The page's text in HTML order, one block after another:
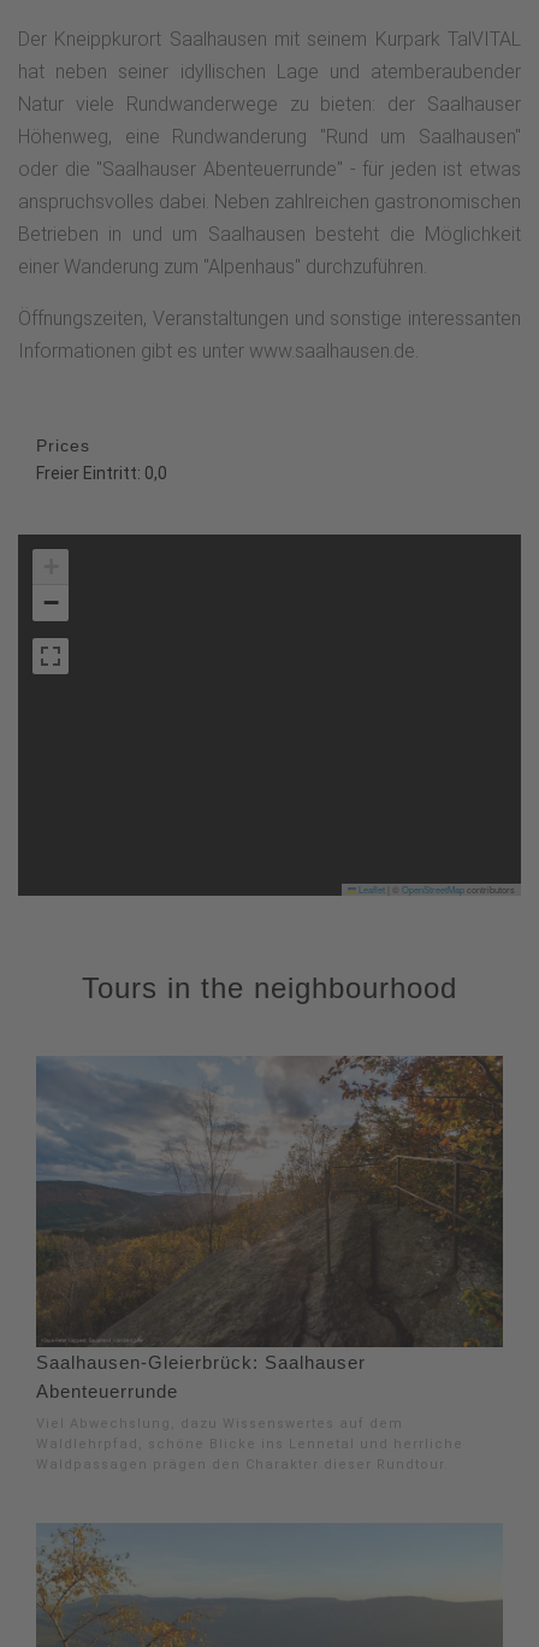
Der Kneippkurort Saalhausen mit seinem Kurpark TalVITAL
hat neben seiner idyllischen Lage und atemberaubender
Natur viele Rundwanderwege zu bieten: der Saalhauser
Höhenweg, eine Rundwanderung "Rund um Saalhausen"
oder die "Saalhauser Abenteuerrunde" - für jeden ist etwas
anspruchsvolles dabei. Neben zahlreichen gastronomischen
Betrieben in und um Saalhausen besteht die Möglichkeit
einer Wanderung zum "Alpenhaus" durchzuführen.
Öffnungszeiten, Veranstaltungen und sonstige interessanten
Informationen gibt es unter www.saalhausen.de.
Prices
Freier Eintritt: 0,0
−
Leaflet OpenStreetMapcontributors
Tours in the neighbourhood
Saalhausen-Gleierbrück: Saalhauser
Abenteuerrunde
Viel Abwechslung, dazu Wissenswertes auf dem
Waldlehrpfad, schöne Blicke ins Lennetal und herrliche
Waldpassagen prägen den Charakter dieser Rundtour.